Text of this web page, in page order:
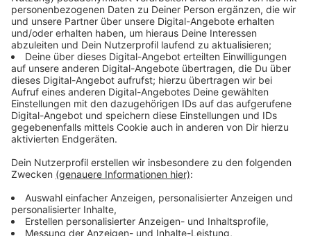
Immer auf dem Laufenden
bleiben!
Verpass' nichts mehr - mit unserem kostenlosen
ANTENNE BAYERN Newsletter. Ob Nachrichten,
Lifestyle oder unsere neuesten Aktionen - wir
informieren dich.
Zum Newsletter anmelden